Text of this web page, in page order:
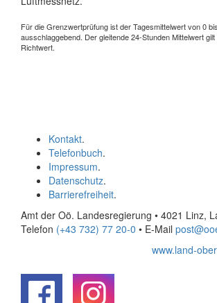
Für die Grenzwertprüfung ist der Tagesmittelwert von 0
ausschlaggebend. Der gleitende 24-Stunden Mittelwert
Richtwert.
Kontakt.
Telefonbuch.
Impressum.
Datenschutz.
Barrierefreiheit.
Amt der Oö. Landesregierung • 4021 Linz,
Telefon (+43 732) 77 20-0 • E-Mail
www.land-